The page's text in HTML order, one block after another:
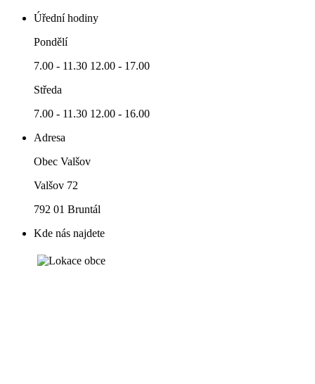
Úřední hodiny
Pondělí
7.00 - 11.30 12.00 - 17.00
Středa
7.00 - 11.30 12.00 - 16.00
Adresa
Obec Valšov
Valšov 72
792 01 Bruntál
Kde nás najdete